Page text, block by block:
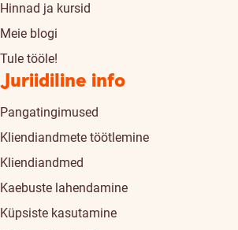
Hinnad ja kursid
Meie blogi
Tule tööle!
Juriidiline info
Pangatingimused
Kliendiandmete töötlemine
Kliendiandmed
Kaebuste lahendamine
Küpsiste kasutamine